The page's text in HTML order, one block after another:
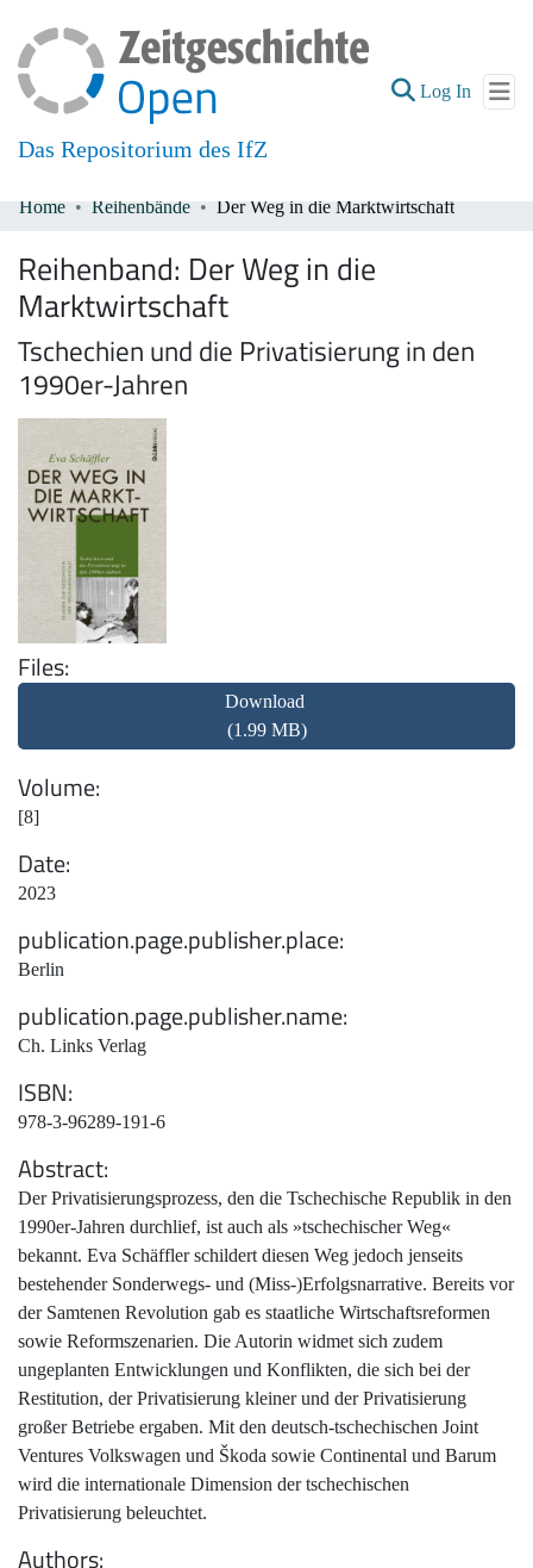
Das Repositorium des IfZ
Log In (current)
All of DSpace
Home Reihenbände Der Weg in die Marktwirtschaft
Reihenband: Der Weg in die
Marktwirtschaft
Tschechien und die Privatisierung in den
1990er-Jahren
Files
Download
(1.99 MB)
Volume
[8]
Date
2023
publication.page.publisher.place
Berlin
publication.page.publisher.name
Ch. Links Verlag
ISBN
978-3-96289-191-6
Abstract
Der Privatisierungsprozess, den die Tschechische Republik in den
1990er-Jahren durchlief, ist auch als »tschechischer Weg«
bekannt. Eva Schäffler schildert diesen Weg jedoch jenseits
bestehender Sonderwegs- und (Miss-)Erfolgsnarrative. Bereits vor
der Samtenen Revolution gab es staatliche Wirtschaftsreformen
sowie Reformszenarien. Die Autorin widmet sich zudem
ungeplanten Entwicklungen und Konflikten, die sich bei der
Restitution, der Privatisierung kleiner und der Privatisierung
großer Betriebe ergaben. Mit den deutsch-tschechischen Joint
Ventures Volkswagen und Škoda sowie Continental und Barum
wird die internationale Dimension der tschechischen
Privatisierung beleuchtet.
Authors